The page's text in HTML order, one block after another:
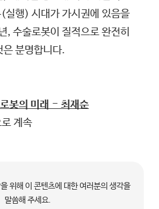
실행) 시대가 가시권에 있음을
, 수술로봇이 질적으로 완전히
은 분명합니다.
봇의 미래 - 최재순
계속
위해 이 콘텐츠에 대한 여러분의 생각을
말씀해 주세요.